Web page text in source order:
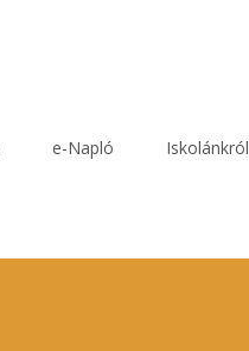
e-Napló Iskolánkról